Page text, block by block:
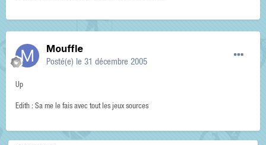
Mouffle
Posté(e) le 31 décembre 2005
Up
Edith : Sa me le fais avec tout les jeux sources